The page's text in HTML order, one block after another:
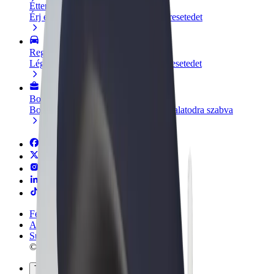
Étterem vagy üzlet hozzáadása
Érj el több felhasználót és növeld keresetedet
Regisztrálj flottatulajdonosként
Légy Bolt flottapartner és növeld keresetedet
Bolt for Business
Bolt termékek és szolgáltatások a vállalatodra szabva
Felhasználási feltételek
Adatvédelem
Sütik
© 2026 Bolt Technology OÜ
Termékek